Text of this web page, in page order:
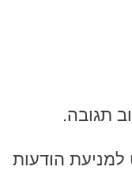
תגובה.
הודעות